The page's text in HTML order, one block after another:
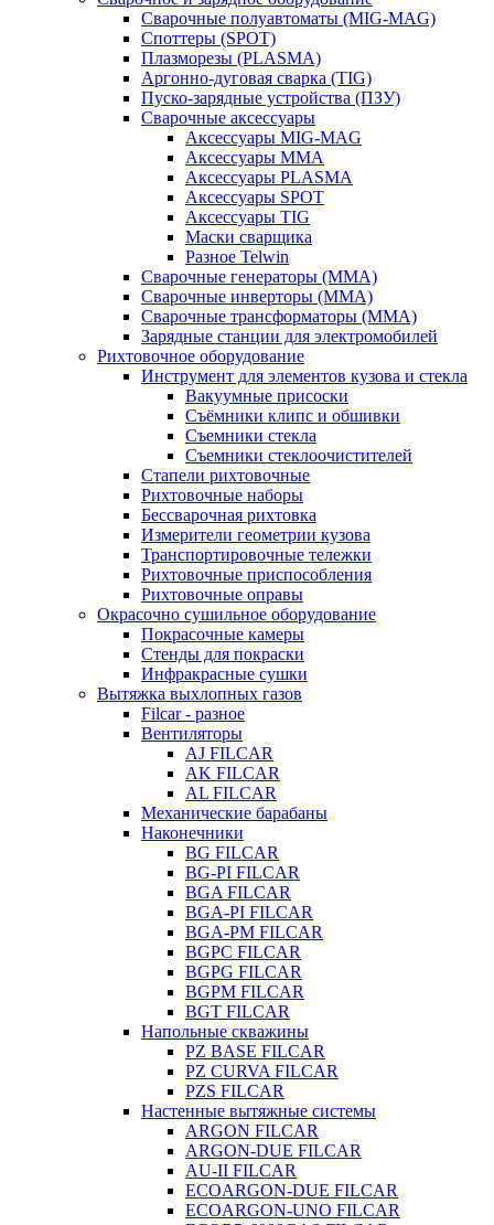
Сварочные полуавтоматы (MIG-MAG)
Споттеры (SPOT)
Плазморезы (PLASMA)
Аргонно-дуговая сварка (TIG)
Пуско-зарядные устройства (ПЗУ)
Сварочные аксессуары
Аксессуары MIG-MAG
Аксессуары MMA
Аксессуары PLASMA
Аксессуары SPOT
Аксессуары TIG
Маски сварщика
Разное Telwin
Сварочные генераторы (MMA)
Сварочные инверторы (MMA)
Сварочные трансформаторы (MMA)
Зарядные станции для электромобилей
Рихтовочное оборудование
Инструмент для элементов кузова и стекла
Вакуумные присоски
Съёмники клипс и обшивки
Съемники стекла
Съемники стеклоочистителей
Стапели рихтовочные
Рихтовочные наборы
Бессварочная рихтовка
Измерители геометрии кузова
Транспортировочные тележки
Рихтовочные приспособления
Рихтовочные оправы
Окрасочно сушильное оборудование
Покрасочные камеры
Стенды для покраски
Инфракрасные сушки
Вытяжка выхлопных газов
Filcar - разное
Вентиляторы
AJ FILCAR
AK FILCAR
AL FILCAR
Механические барабаны
Наконечники
BG FILCAR
BG-PI FILCAR
BGA FILCAR
BGA-PI FILCAR
BGA-PM FILCAR
BGPC FILCAR
BGPG FILCAR
BGPM FILCAR
BGT FILCAR
Напольные скважины
PZ BASE FILCAR
PZ CURVA FILCAR
PZS FILCAR
Настенные вытяжные системы
ARGON FILCAR
ARGON-DUE FILCAR
AU-II FILCAR
ECOARGON-DUE FILCAR
ECOARGON-UNO FILCAR